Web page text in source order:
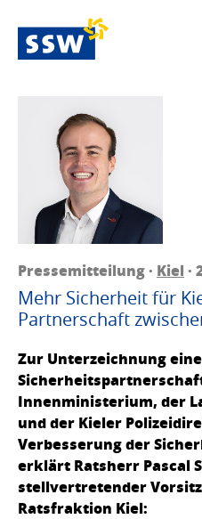
Pressemitteilung · Kiel ·
Mehr Sicherheit für
Partnerschaft
Zur Unterzeichnung
Innenministerium, der
und der Kieler
Verbesserung der
erklärt Ratsherr Pascal
stellvertretender
Ratsfraktion Kiel: